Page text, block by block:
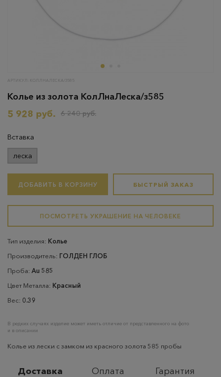
АРТИКУЛ: КОЛЛНАЛЕСКА/З585
Колье из золота КолЛнаЛеска/з585
5 928 руб.
6 240 руб.
Вставка
леска
ДОБАВИТЬ В КОРЗИНУ БЫСТРЫЙ ЗАКАЗ
ПОСМОТРЕТЬ УКРАШЕНИЕ НА ЧЕЛОВЕКЕ
Тип изделия: Колье
Производитель: ГОЛДЕН ГЛОБ
Проба: Au 585
Цвет Металла: Красный
Вес: 0.39
В редких случаях изделие может иметь отличие от представленного на фото
и в описании
Колье из лески с замком из красного золота 585 пробы
Доставка Оплата Гарантия